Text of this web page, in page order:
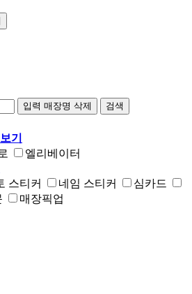
입력 매장명 삭제
검색
기
엘리베이터
스티커 네임 스티커
심카드
매장픽업